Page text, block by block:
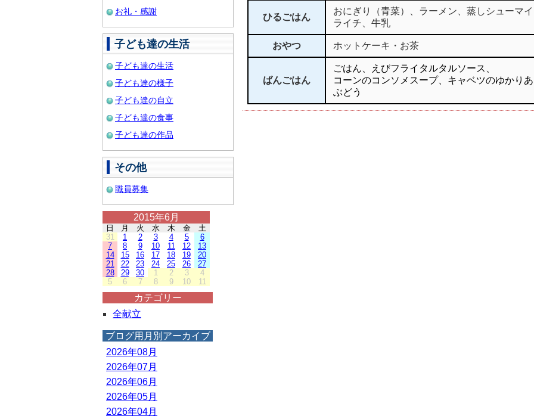
お礼・感謝
子ども達の生活
子ども達の生活
子ども達の様子
子ども達の自立
子ども達の食事
子ども達の作品
その他
職員募集
2015年6月
日 月 火 水 木 金
土
31
1 2 3 4 5
6
7
8 9 10 11 12
13
14
15 16 17 18 19
20
21
22 23 24 25 26
27
28
29 30 1 2 3
4
5
6 7 8 9 10 11
カテゴリー
全献立
ブログ用月別アーカイブ
2026年08月
2026年07月
2026年06月
2026年05月
2026年04月
ひるごはん
おにぎり（青菜）、ラーメン、蒸しシューマ
ライチ、牛乳
おやつ ホットケーキ・お茶
ばんごはん
ごはん、えびフライタルタルソース、
コーンのコンソメスープ、キャベツのゆかり
ぶどう